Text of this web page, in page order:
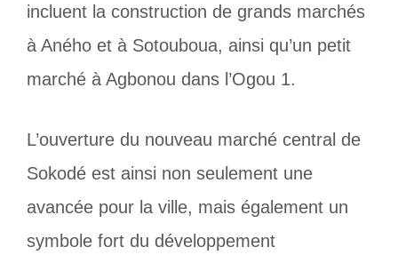
incluent la construction de grands marchés
à Aného et à Sotouboua, ainsi qu’un petit
marché à Agbonou dans l’Ogou 1.
L’ouverture du nouveau marché central de
Sokodé est ainsi non seulement une
avancée pour la ville, mais également un
symbole fort du développement